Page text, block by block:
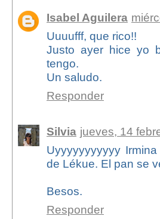
Isabel Aguilera
Uuuufff, que rico!!
Justo ayer hice yo
tengo.
Un saludo.
Responder
Silvia jueves, 14
Uyyyyyyyyyyy
de Lékue. El pan se
Besos.
Responder